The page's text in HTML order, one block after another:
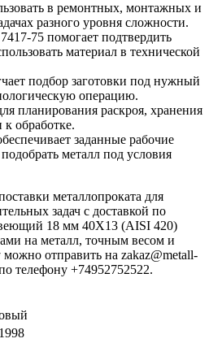
в ремонтных, монтажных и
разного уровня сложности.
75 помогает подтвердить
материал в технической
подбор заготовки под нужный
операцию.
планирования раскроя, хранения
обработке.
заданные рабочие
металл под условия
металлопроката для
задач с доставкой по
18 мм 40Х13 (AISI 420)
на металл, точным весом и
можно отправить на zakaz@metall-
телефону +74952752522.